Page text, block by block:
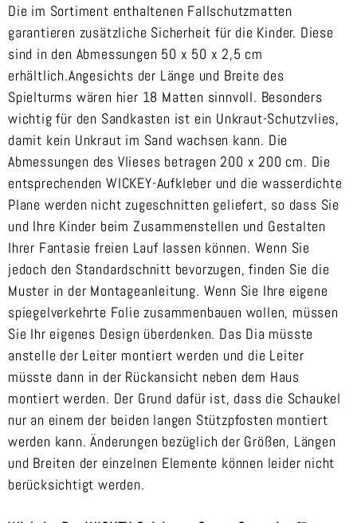
Die im Sortiment enthaltenen Fallschutzmatten
garantieren zusätzliche Sicherheit für die Kinder. Diese
sind in den Abmessungen 50 x 50 x 2,5 cm
erhältlich.Angesichts der Länge und Breite des
Spielturms wären hier 18 Matten sinnvoll. Besonders
wichtig für den Sandkasten ist ein Unkraut-Schutzvlies,
damit kein Unkraut im Sand wachsen kann. Die
Abmessungen des Vlieses betragen 200 x 200 cm. Die
entsprechenden WICKEY-Aufkleber und die wasserdichte
Plane werden nicht zugeschnitten geliefert, so dass Sie
und Ihre Kinder beim Zusammenstellen und Gestalten
Ihrer Fantasie freien Lauf lassen können. Wenn Sie
jedoch den Standardschnitt bevorzugen, finden Sie die
Muster in der Montageanleitung. Wenn Sie Ihre eigene
spiegelverkehrte Folie zusammenbauen wollen, müssen
Sie Ihr eigenes Design überdenken. Das Dia müsste
anstelle der Leiter montiert werden und die Leiter
müsste dann in der Rückansicht neben dem Haus
montiert werden. Der Grund dafür ist, dass die Schaukel
nur an einem der beiden langen Stützpfosten montiert
werden kann. Änderungen bezüglich der Größen, Längen
und Breiten der einzelnen Elemente können leider nicht
berücksichtigt werden.